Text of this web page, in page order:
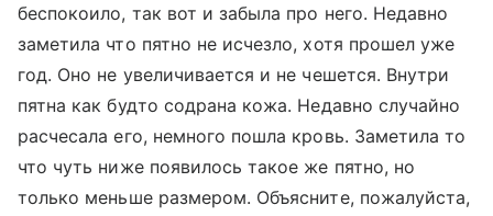
беспокоило, так вот и забыла про него. Недавно
заметила что пятно не исчезло, хотя прошел уже
год. Оно не увеличивается и не чешется. Внутри
пятна как будто содрана кожа. Недавно случайно
расчесала его, немного пошла кровь. Заметила то
что чуть ниже появилось такое же пятно, но
только меньше размером. Объясните, пожалуйста,